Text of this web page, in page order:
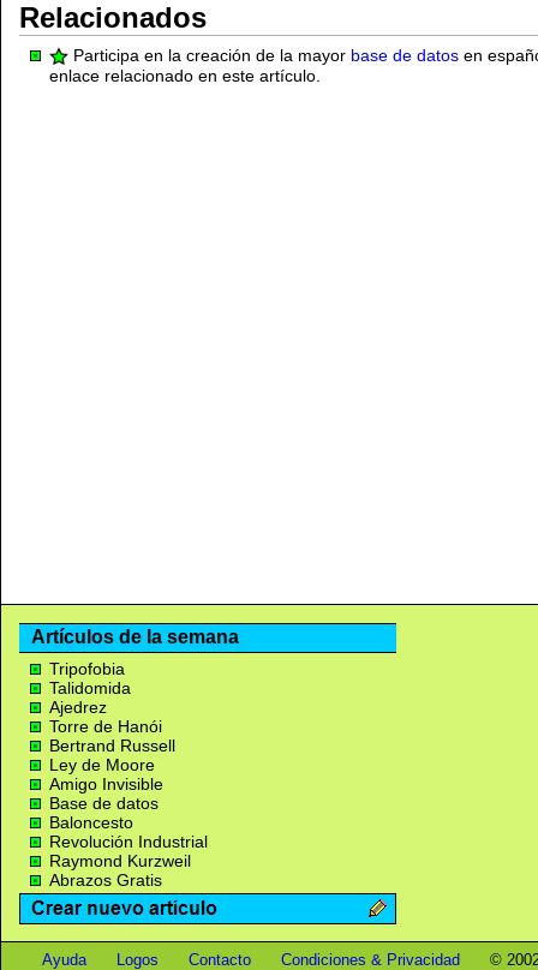
Relacionados
Participa en la creación de la mayor base de datos en
enlace relacionado en este artículo.
Artículos de la semana
Tripofobia
Talidomida
Ajedrez
Torre de Hanói
Bertrand Russell
Ley de Moore
Amigo Invisible
Base de datos
Baloncesto
Revolución Industrial
Raymond Kurzweil
Abrazos Gratis
Ayuda Logos Contacto Condiciones & Privacidad ©